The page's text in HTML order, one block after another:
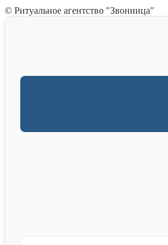
© Ритуальное агентство "Звонница"